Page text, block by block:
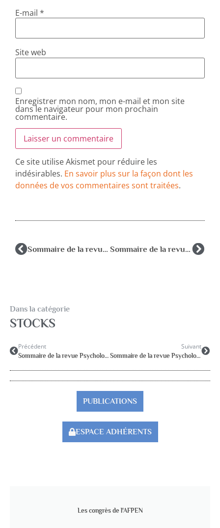
E-mail*
Site web
Enregistrer mon nom, mon e-mail et mon site
dans le navigateur pour mon prochain
commentaire.
Ce site utilise Akismet pour réduire les
indésirables. En savoir plus sur la façon dont les
données de vos commentaires sont traitées.
Sommaire de la revue Psychologie et Education 2011-2 Sommaire de la revue Psychologie et Education 2011-4
Dans la catégorie
STOCKS
Précédent
Sommaire de la revue Psychologie et Education 2011-2
Suivant
Sommaire de la revue Psychologie et Education 2011-4
PUBLICATIONS
ESPACE ADHÉRENTS
Les congrès de l'AFPEN